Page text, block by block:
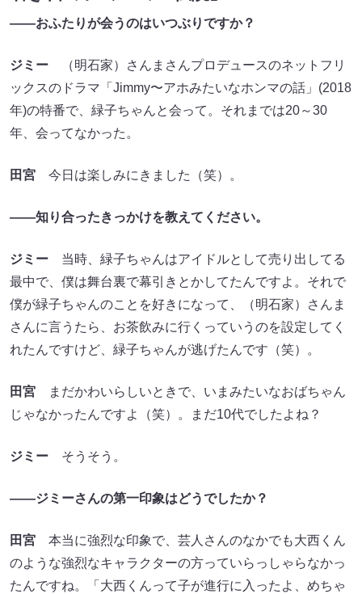
——おふたりが会うのはいつぶりですか？
ジミー （明石家）さんまさんプロデュースのネットフリ
ックスのドラマ「Jimmy〜アホみたいなホンマの話」(2018
年)の特番で、緑子ちゃんと会って。それまでは20～30
年、会ってなかった。
田宮 今日は楽しみにきました（笑）。
——知り合ったきっかけを教えてください。
ジミー 当時、緑子ちゃんはアイドルとして売り出してる
最中で、僕は舞台裏で幕引きとかしてたんですよ。それで
僕が緑子ちゃんのことを好きになって、（明石家）さんま
さんに言うたら、お茶飲みに行くっていうのを設定してく
れたんですけど、緑子ちゃんが逃げたんです（笑）。
田宮 まだかわいらしいときで、いまみたいなおばちゃん
じゃなかったんですよ（笑）。まだ10代でしたよね？
ジミー そうそう。
——ジミーさんの第一印象はどうでしたか？
田宮 本当に強烈な印象で、芸人さんのなかでも大西くん
のような強烈なキャラクターの方っていらっしゃらなかっ
たんですね。「大西くんって子が進行に入ったよ、めちゃ